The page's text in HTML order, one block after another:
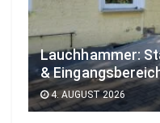
Lauchhammer:
&
4. AUGUST 2026